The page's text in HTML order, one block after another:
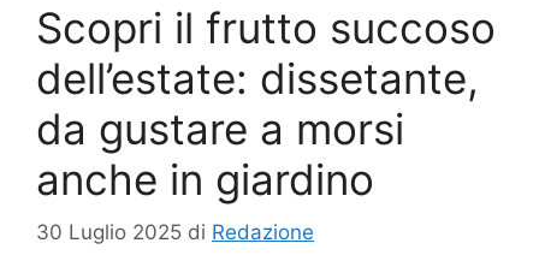
Scopri il frutto succoso
dell’estate: dissetante,
da gustare a morsi
anche in giardino
30 Luglio 2025 di Redazione